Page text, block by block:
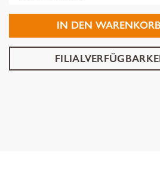
IN DEN WARENKORB